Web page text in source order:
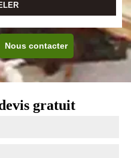
Nous contacter
gratuit